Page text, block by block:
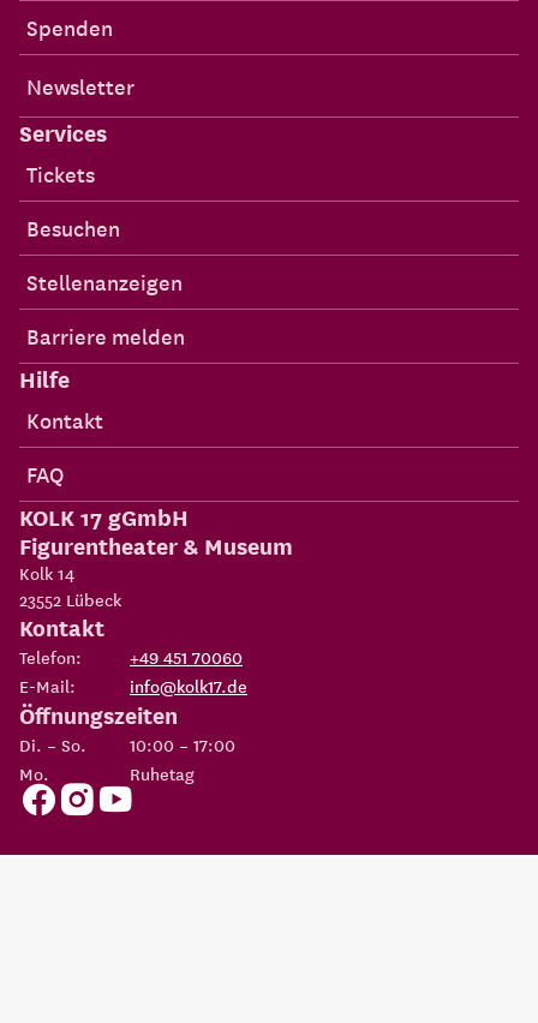
Spenden
Newsletter
Services
Tickets
Besuchen
Stellenanzeigen
Barriere melden
Hilfe
Kontakt
FAQ
KOLK 17 gGmbH
Figurentheater & Museum
Kolk 14
23552 Lübeck
Kontakt
Telefon:
+49 451 70060
E-Mail:
info@kolk17.de
Öffnungszeiten
Di. – So.
10:00 – 17:00
Mo.
Ruhetag